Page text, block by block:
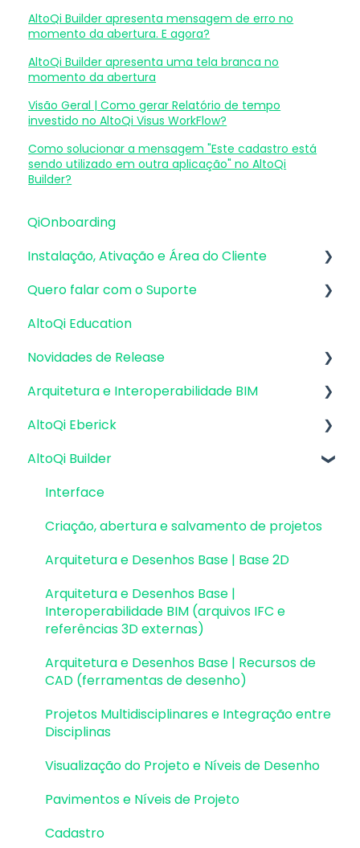
AltoQi Builder apresenta mensagem de erro no
momento da abertura. E agora?
AltoQi Builder apresenta uma tela branca no
momento da abertura
Visão Geral | Como gerar Relatório de tempo
investido no AltoQi Visus WorkFlow?
Como solucionar a mensagem "Este cadastro está
sendo utilizado em outra aplicação" no AltoQi
Builder?
QiOnboarding
Instalação, Ativação e Área do Cliente
Requisitos de Sistema Operacional e
EID | Em migração
Versões anteriores
Outros
Quero falar com o Suporte
Atendimento de Suporte ao Produto
Envio de inconsistências (bugs), melhorias e
AltoQi Education
Novidades de Release
Atualizações AltoQi Eberick
Atualizações AltoQi Builder
Atualizações AltoQi Visus
Atualizações AltoQi Visus Cost Management
Atualizações AltoQi Visus Collab
Atualizações AltoQi Visus WorkFlow
Arquitetura e Interoperabilidade BIM
Preparação da Arquitetura
Interoperabilidade BIM
Colaboração BIM
Exportação e Importação de Modelos 3D
Visualização em Realidade Aumentada (RA)
AltoQi Eberick
Interface
Criação, abertura e salvamento de projetos
Pavimentos e níveis intermediários
Desenhos e Arquitetura
Desenhos e Arquitetura | Interoperabilidade
BIM
Pilares | Erros e Avisos
Pilares | Dimensionamento e Detalhamento
AltoQi Builder
Interface
Criação, abertura e salvamento de projetos
Arquitetura e Desenhos Base | Base 2D
Arquitetura e Desenhos Base |
Interoperabilidade BIM (arquivos IFC e
referências 3D externas)
Arquitetura e Desenhos Base | Recursos de
CAD (ferramentas de desenho)
Projetos Multidisciplinares e Integração entre
Disciplinas
Visualização do Projeto e Níveis de Desenho
Pavimentos e Níveis de Projeto
Cadastro